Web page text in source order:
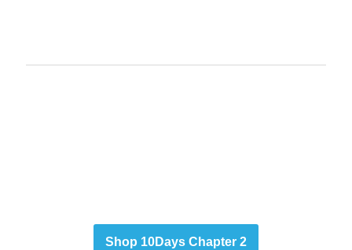
Shop 10Days Chapter 2